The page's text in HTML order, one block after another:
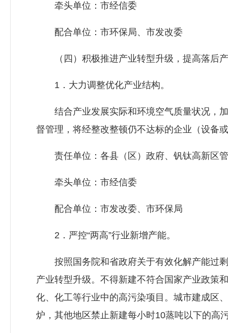
牵头单位：市经信委
配合单位：市环保局、市发改委
（四）积极推进产业转型升级，提高落后
1．大力调整优化产业结构。
结合产业发展实际和环境空气质量状况，加
督管理，将经整改整顿仍不达标的企业（设备
责任单位：各县（区）政府、钒钛高新区管
牵头单位：市经信委
配合单位：市发改委、市环保局
2．严控“两高”行业新增产能。
按照国务院和省政府关于有效化解产能过剩
产业转型升级。不得新建不符合国家产业政策
化、化工等行业中的高污染项目。城市建成区
炉，其他地区禁止新建每小时10蒸吨以下的高